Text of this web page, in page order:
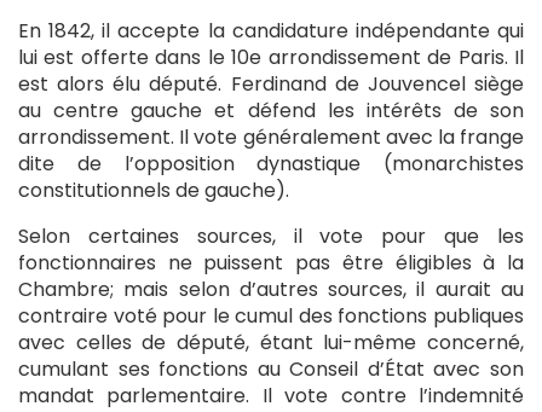
En 1842, il accepte la candidature indépendante qui
lui est offerte dans le 10e arrondissement de Paris. Il
est alors élu député. Ferdinand de Jouvencel siège
au centre gauche et défend les intérêts de son
arrondissement. Il vote généralement avec la frange
dite de l’opposition dynastique (monarchistes
constitutionnels de gauche).
Selon certaines sources, il vote pour que les
fonctionnaires ne puissent pas être éligibles à la
Chambre; mais selon d’autres sources, il aurait au
contraire voté pour le cumul des fonctions publiques
avec celles de député, étant lui-même concerné,
cumulant ses fonctions au Conseil d’État avec son
mandat parlementaire. Il vote contre l’indemnité